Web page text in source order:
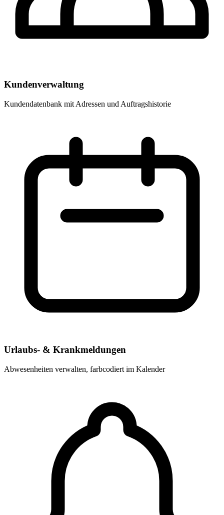
Kundenverwaltung
Kundendatenbank mit Adressen und Auftragshistorie
Urlaubs- & Krankmeldungen
Abwesenheiten verwalten, farbcodiert im Kalender